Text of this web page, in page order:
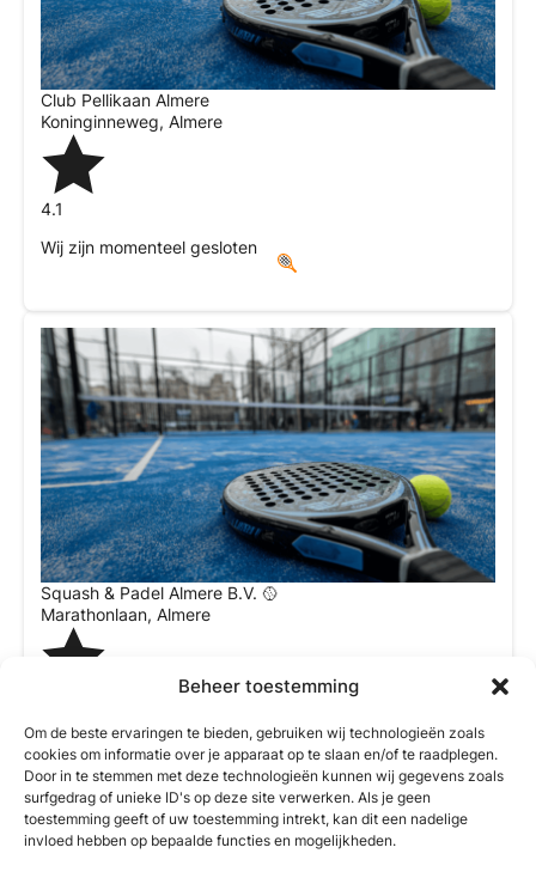
Beheer toestemming
Om de beste ervaringen te bieden, gebruiken wij technologieën zoals
cookies om informatie over je apparaat op te slaan en/of te raadplegen.
Door in te stemmen met deze technologieën kunnen wij gegevens zoals
surfgedrag of unieke ID's op deze site verwerken. Als je geen
toestemming geeft of uw toestemming intrekt, kan dit een nadelige
invloed hebben op bepaalde functies en mogelijkheden.
Club Pellikaan Almere
Koninginneweg, Almere
4.1
Wij zijn momenteel gesloten
Squash & Padel Almere B.V. 🥎
Marathonlaan, Almere
Wij zijn momenteel gesloten